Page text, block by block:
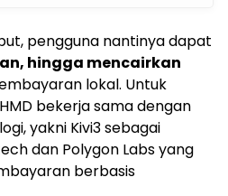
pengguna nantinya dapat
hingga mencairkan
lokal. Untuk
bekerja sama dengan
yakni Kivi3 sebagai
dan Polygon Labs yang
berbasis